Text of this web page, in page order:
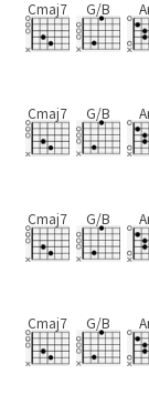
Cmaj7 G/B
Cmaj7 G/B
Cmaj7 G/B
Cmaj7 G/B